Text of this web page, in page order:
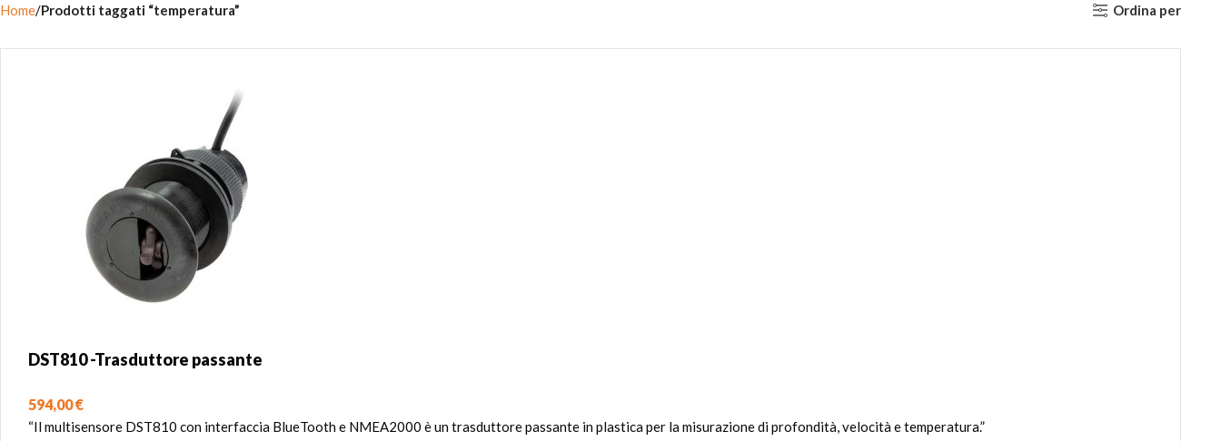
Home Prodotti taggati “temperatura” Ordina per
DST810 -Trasduttore passante
594,00€
“Il multisensore DST810 con interfaccia BlueTooth e NMEA2000 è un trasduttore passante in plastica per la misurazione di profondità, velocità e temperatura.”